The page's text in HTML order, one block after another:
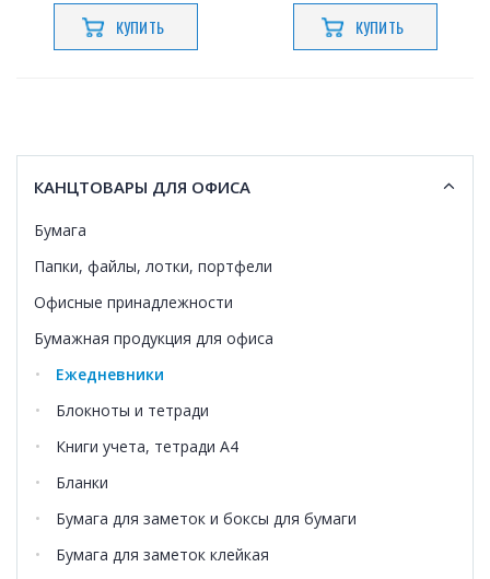
КУПИТЬ КУПИТЬ
КАНЦТОВАРЫ ДЛЯ ОФИСА
Бумага
Папки, файлы, лотки, портфели
Офисные принадлежности
Бумажная продукция для офиса
Ежедневники
Блокноты и тетради
Книги учета, тетради А4
Бланки
Бумага для заметок и боксы для бумаги
Бумага для заметок клейкая